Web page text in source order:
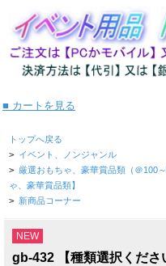
■ カートを見る
トップへ戻る
> イベント、ノンジャンル
> 厳選おもちゃ、豪華賞品類（＠100～
ゃ、豪華賞品類】
> 新商品コーナー
NEW
gb-432 【種類選択くだ